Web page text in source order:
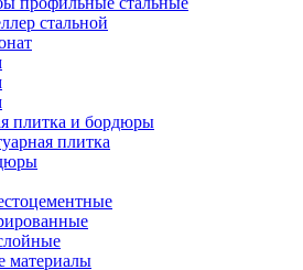
стальной
плитка и бордюры
плитка
материалы